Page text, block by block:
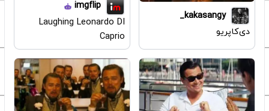
kakasangy_
دی‌کاپریو
imgflip
Laughing Leonardo DI
Caprio